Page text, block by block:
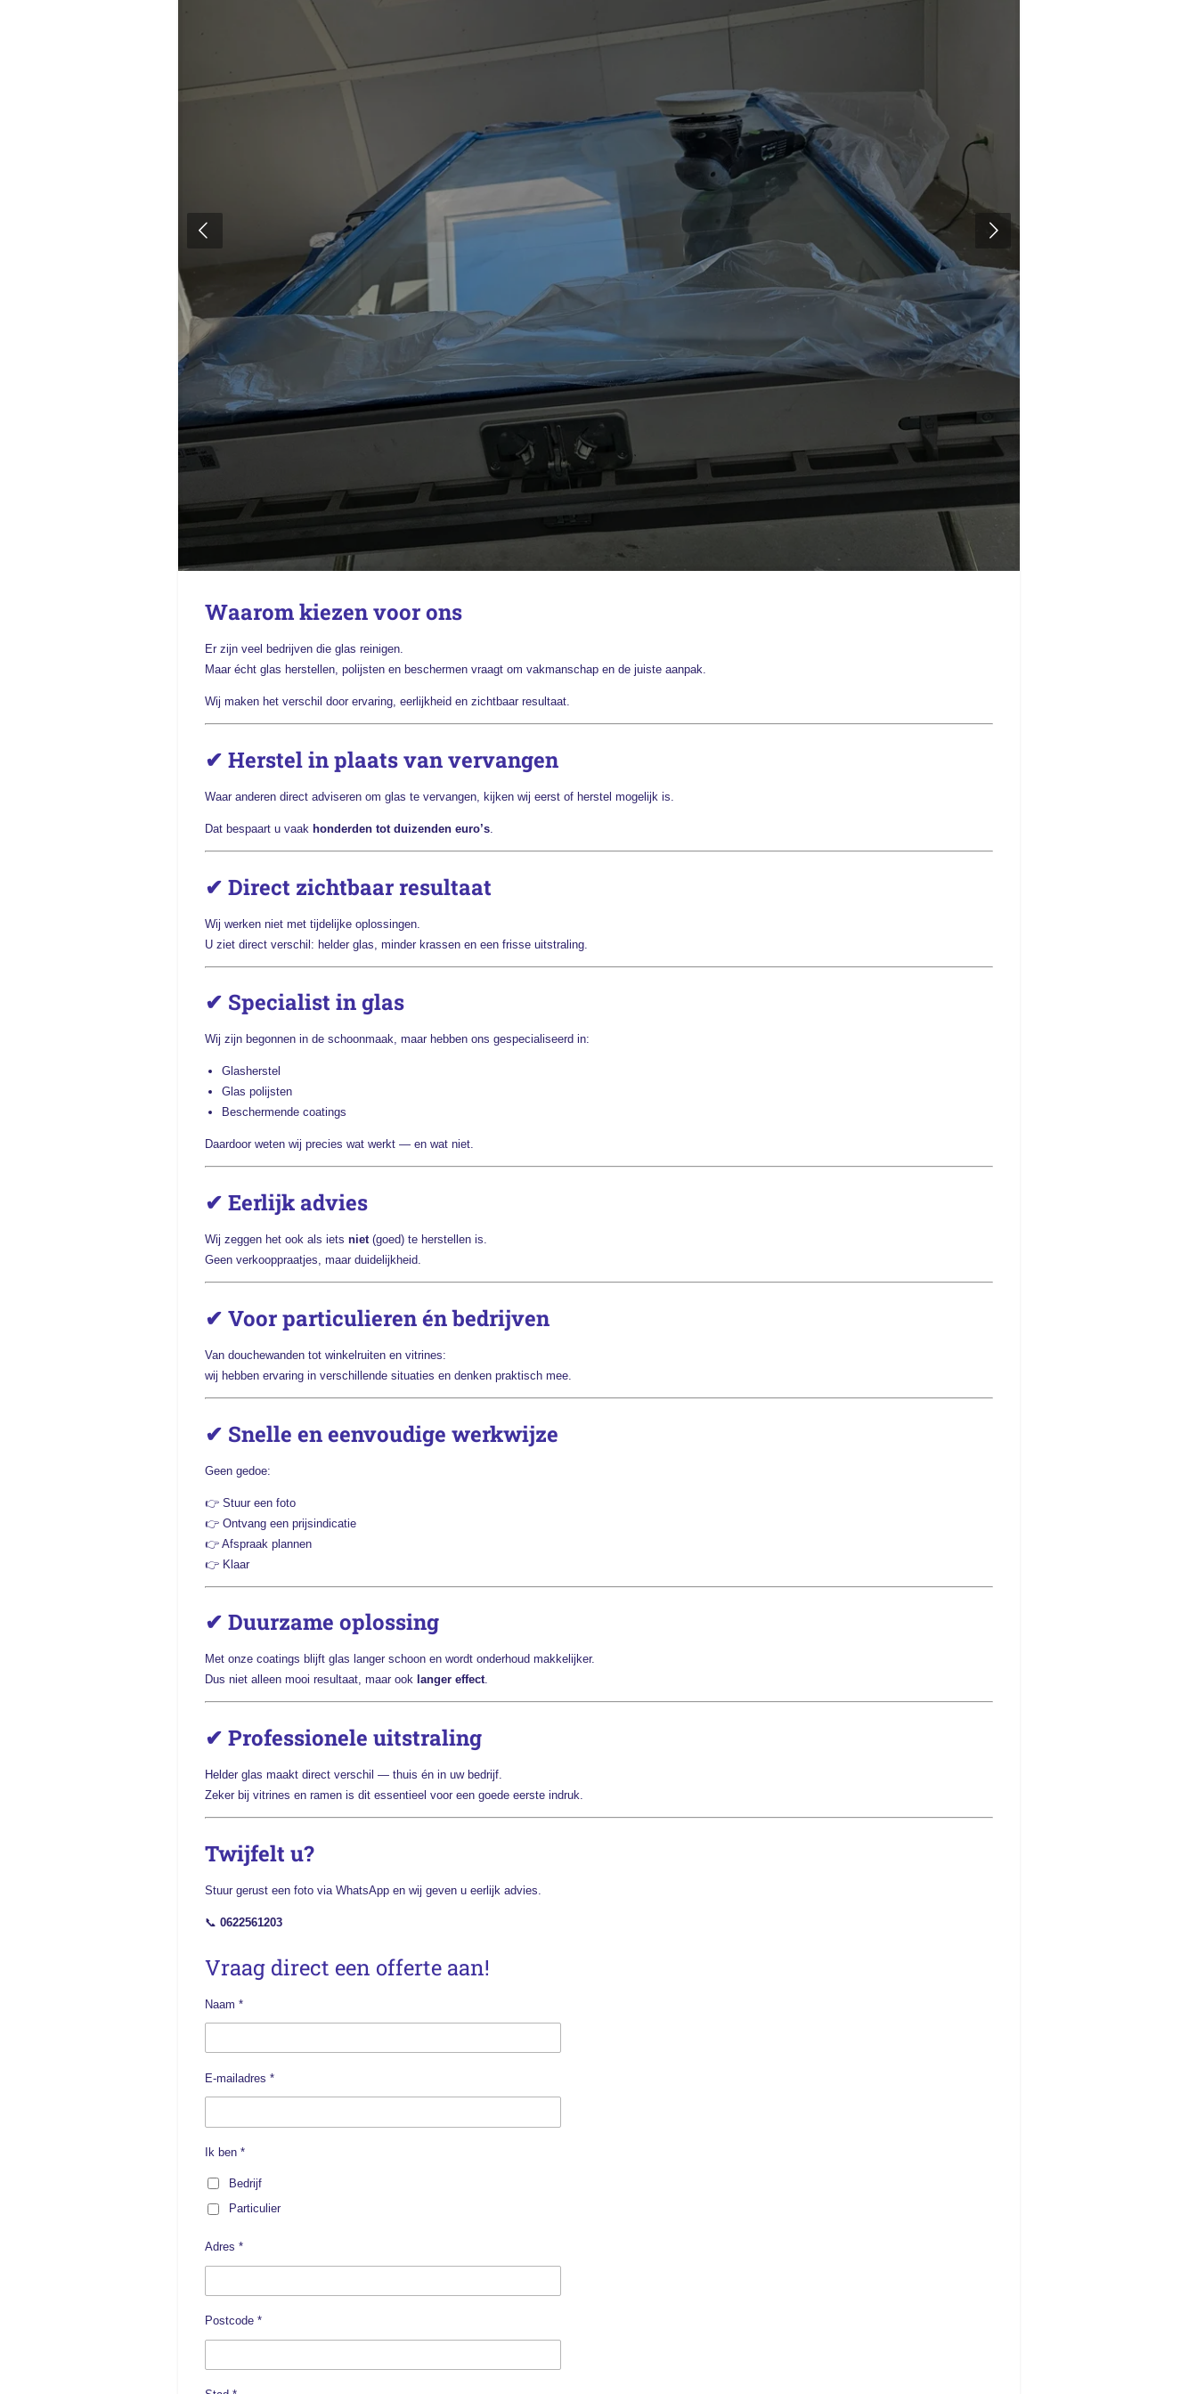
Waarom kiezen voor ons
Er zijn veel bedrijven die glas reinigen.
Maar écht glas herstellen, polijsten en beschermen vraagt om vakmanschap en de juiste aanpak.
Wij maken het verschil door ervaring, eerlijkheid en zichtbaar resultaat.
✔ Herstel in plaats van vervangen
Waar anderen direct adviseren om glas te vervangen, kijken wij eerst of herstel mogelijk is.
Dat bespaart u vaak honderden tot duizenden euro’s.
✔ Direct zichtbaar resultaat
Wij werken niet met tijdelijke oplossingen.
U ziet direct verschil: helder glas, minder krassen en een frisse uitstraling.
✔ Specialist in glas
Wij zijn begonnen in de schoonmaak, maar hebben ons gespecialiseerd in:
Glasherstel
Glas polijsten
Beschermende coatings
Daardoor weten wij precies wat werkt — en wat niet.
✔ Eerlijk advies
Wij zeggen het ook als iets niet(goed) te herstellen is.
Geen verkooppraatjes, maar duidelijkheid.
✔ Voor particulieren én bedrijven
Van douchewanden tot winkelruiten en vitrines:
wij hebben ervaring in verschillende situaties en denken praktisch mee.
✔ Snelle en eenvoudige werkwijze
Geen gedoe:
👉 Stuur een foto
👉 Ontvang een prijsindicatie
👉 Afspraak plannen
👉 Klaar
✔ Duurzame oplossing
Met onze coatings blijft glas langer schoon en wordt onderhoud makkelijker.
Dus niet alleen mooi resultaat, maar ook langer effect.
✔ Professionele uitstraling
Helder glas maakt direct verschil — thuis én in uw bedrijf.
Zeker bij vitrines en ramen is dit essentieel voor een goede eerste indruk.
Twijfelt u?
Stuur gerust een foto via WhatsApp en wij geven u eerlijk advies.
📞 0622561203
Vraag direct een offerte aan!
Naam *
E-mailadres *
Ik ben *
Bedrijf
Particulier
Adres *
Postcode *